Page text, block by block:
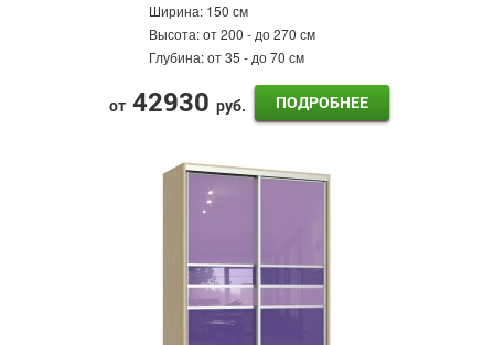
Ширина: 150 см
Высота:от 200 - до 270 см
Глубина:от 35 - до 70 см
от 42930 руб. ПОДРОБНЕЕ